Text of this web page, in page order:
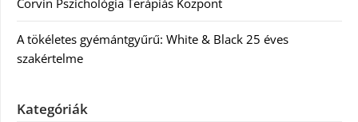
Corvin Pszichológia Terápiás Központ
A tökéletes gyémántgyűrű: White & Black 25 éves
szakértelme
Kategóriák